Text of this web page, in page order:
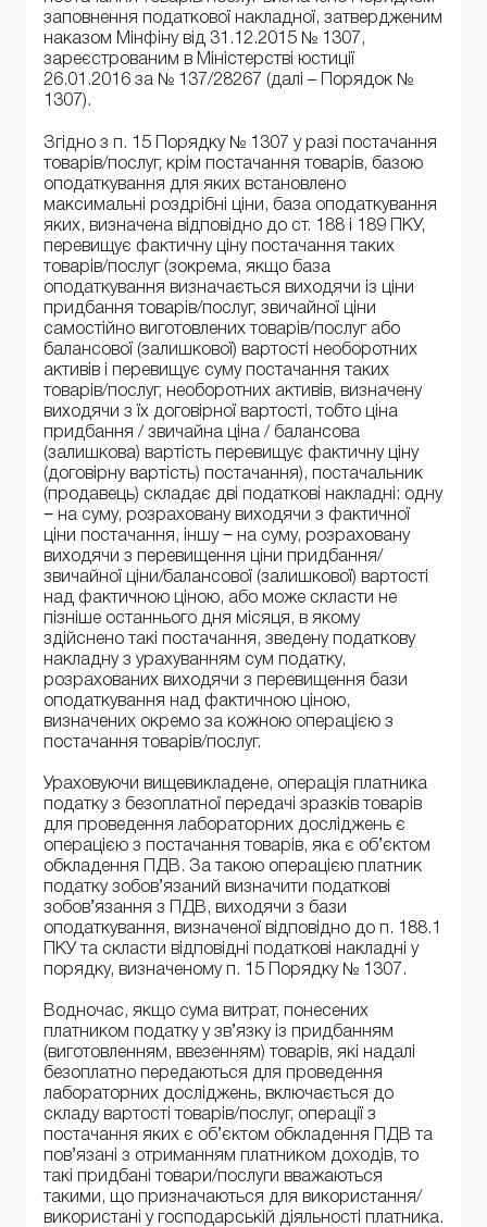
заповнення податкової накладної, затвердженим
наказом Мінфіну від 31.12.2015 № 1307,
зареєстрованим в Міністерстві юстиції
26.01.2016 за № 137/28267 (далі – Порядок №
1307).
Згідно з п. 15 Порядку № 1307 у разі постачання
товарів/послуг, крім постачання товарів, базою
оподаткування для яких встановлено
максимальні роздрібні ціни, база оподаткування
яких, визначена відповідно до ст. 188 і 189 ПКУ,
перевищує фактичну ціну постачання таких
товарів/послуг (зокрема, якщо база
оподаткування визначається виходячи із ціни
придбання товарів/послуг, звичайної ціни
самостійно виготовлених товарів/послуг або
балансової (залишкової) вартості необоротних
активів і перевищує суму постачання таких
товарів/послуг, необоротних активів, визначену
виходячи з їх договірної вартості, тобто ціна
придбання / звичайна ціна / балансова
(залишкова) вартість перевищує фактичну ціну
(договірну вартість) постачання), постачальник
(продавець) складає дві податкові накладні: одну
− на суму, розраховану виходячи з фактичної
ціни постачання, іншу − на суму, розраховану
виходячи з перевищення ціни придбання/
звичайної ціни/балансової (залишкової) вартості
над фактичною ціною, або може скласти не
пізніше останнього дня місяця, в якому
здійснено такі постачання, зведену податкову
накладну з урахуванням сум податку,
розрахованих виходячи з перевищення бази
оподаткування над фактичною ціною,
визначених окремо за кожною операцією з
постачання товарів/послуг.
Ураховуючи вищевикладене, операція платника
податку з безоплатної передачі зразків товарів
для проведення лабораторних досліджень є
операцією з постачання товарів, яка є об’єктом
обкладення ПДВ. За такою операцією платник
податку зобов’язаний визначити податкові
зобов’язання з ПДВ, виходячи з бази
оподаткування, визначеної відповідно до п. 188.1
ПКУ та скласти відповідні податкові накладні у
порядку, визначеному п. 15 Порядку № 1307.
Водночас, якщо сума витрат, понесених
платником податку у зв’язку із придбанням
(виготовленням, ввезенням) товарів, які надалі
безоплатно передаються для проведення
лабораторних досліджень, включається до
складу вартості товарів/послуг, операції з
постачання яких є об’єктом обкладення ПДВ та
пов’язані з отриманням платником доходів, то
такі придбані товари/послуги вважаються
такими, що призначаються для використання/
використані у господарській діяльності платника.